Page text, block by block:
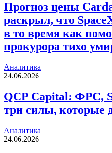
Прогноз цены
раскрыл, что
в то время как
прокурора тихо
Аналитика
24.06.2026
QCP Capital: ФРС,
три силы, которые
Аналитика
24.06.2026